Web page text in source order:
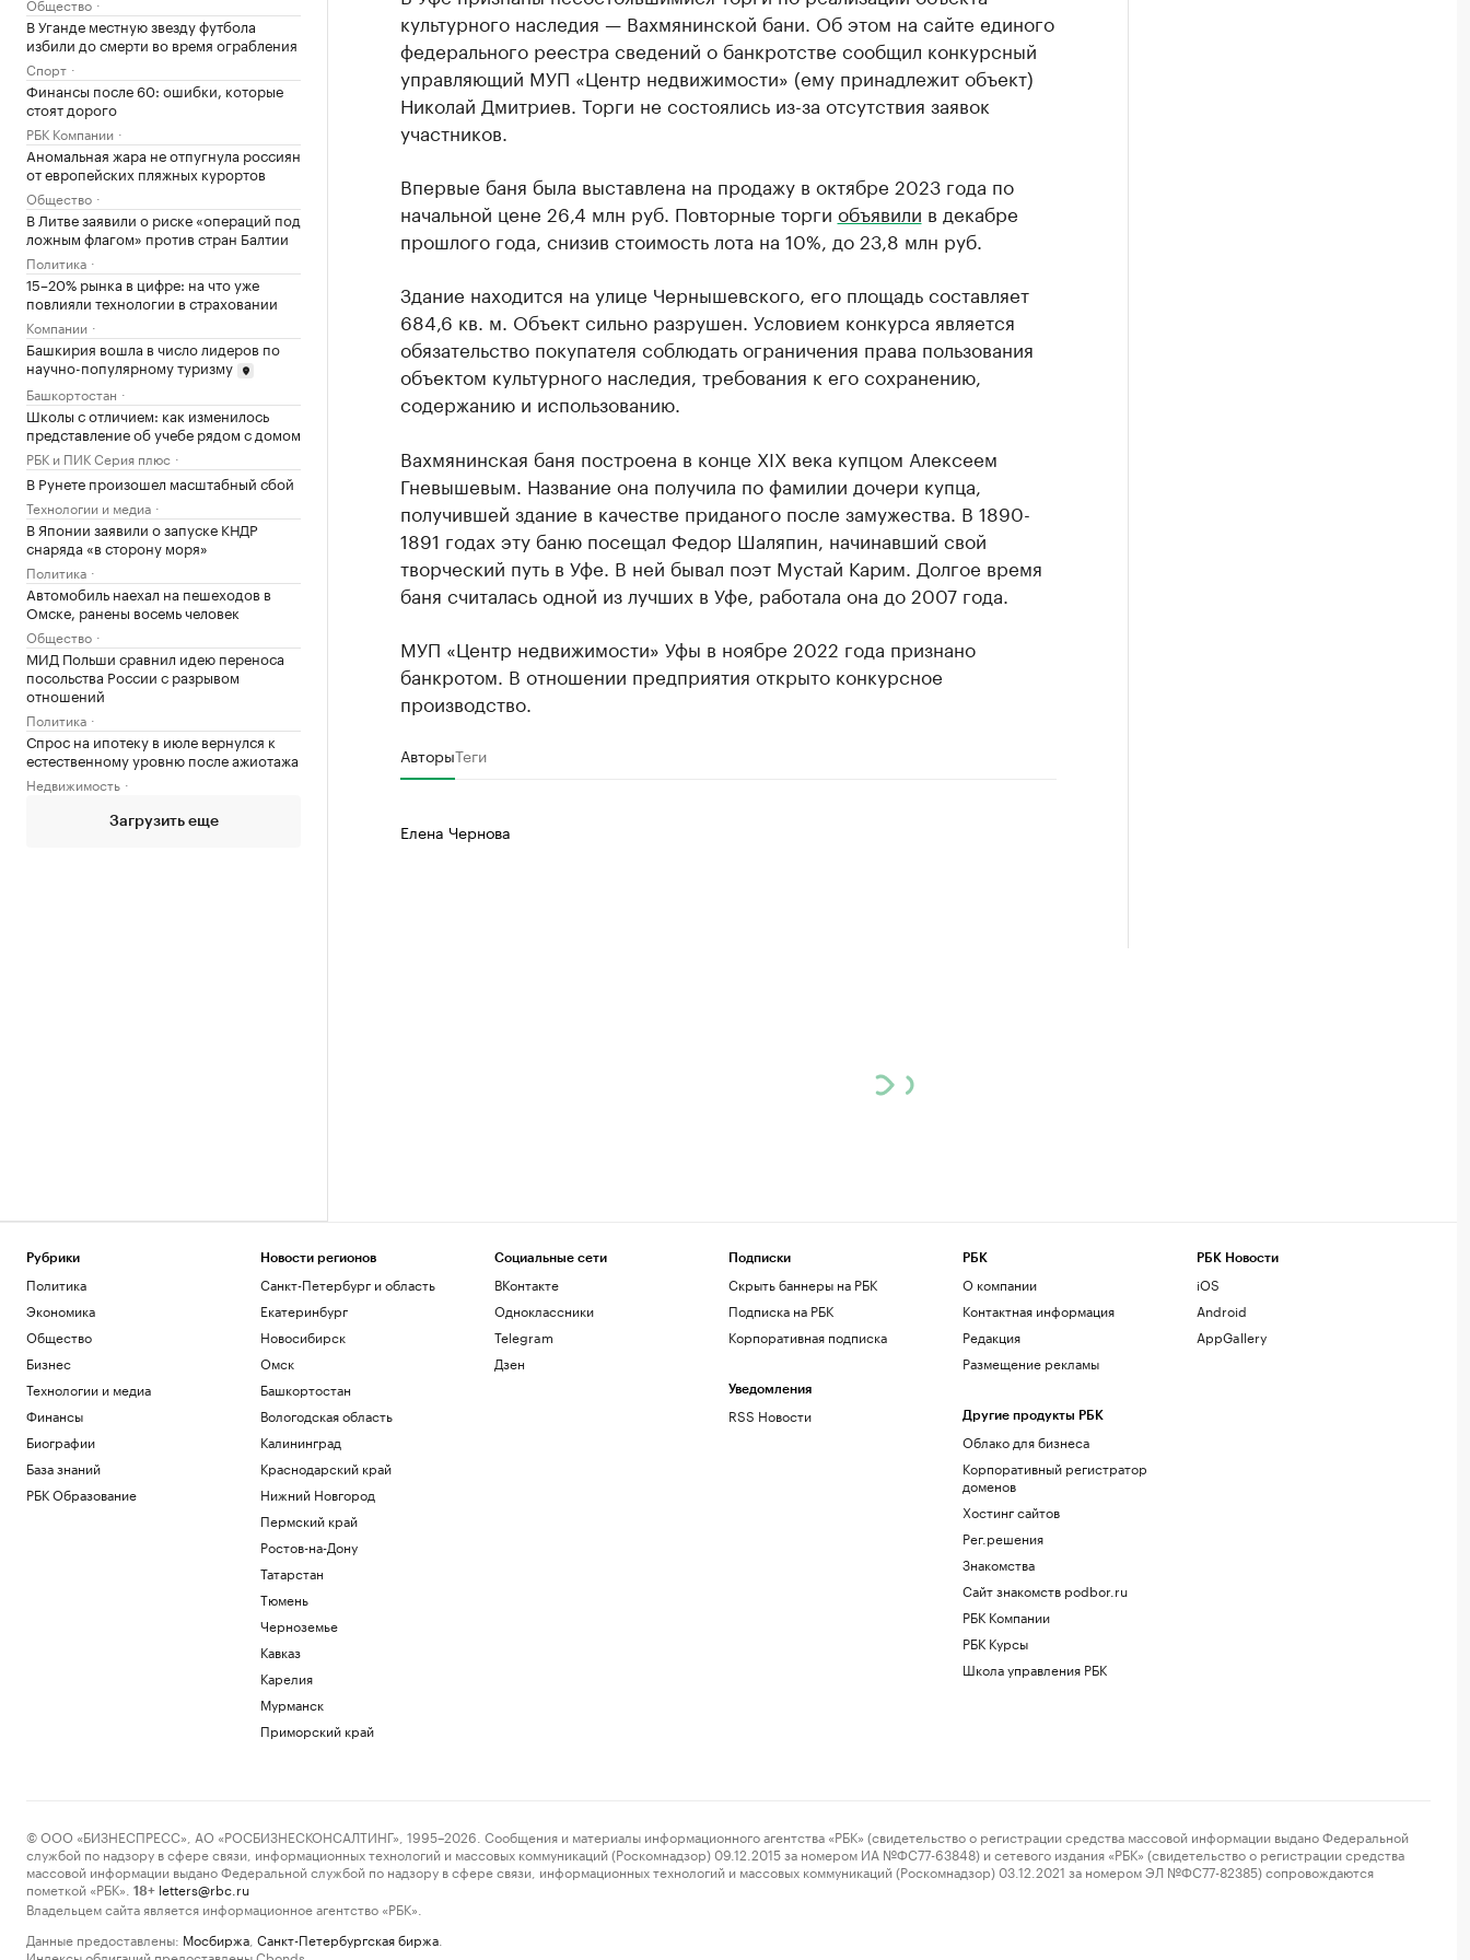
В Уганде местную звезду футбола
избили до смерти во время ограбления
Спорт
Финансы после 60: ошибки, которые
стоят дорого
РБК Компании
Аномальная жара не отпугнула россиян
от европейских пляжных курортов
Общество
В Литве заявили о риске «операций под
ложным флагом» против стран Балтии
Политика
15–20% рынка в цифре: на что уже
повлияли технологии в страховании
Компании
Башкирия вошла в число лидеров по
научно-популярному туризму
Башкортостан
Школы с отличием: как изменилось
представление об учебе рядом с домом
РБК и ПИК Серия плюс
В Рунете произошел масштабный сбой
Технологии и медиа
В Японии заявили о запуске КНДР
снаряда «в сторону моря»
Политика
Автомобиль наехал на пешеходов в
Омске, ранены восемь человек
Общество
МИД Польши сравнил идею переноса
посольства России с разрывом
отношений
Политика
Спрос на ипотеку в июле вернулся к
естественному уровню после ажиотажа
Недвижимость
Загрузить еще
культурного наследия — Вахмянинской бани. Об этом на сайте единого
федерального реестра сведений о банкротстве сообщил конкурсный
управляющий МУП «Центр недвижимости» (ему принадлежит объект)
Николай Дмитриев. Торги не состоялись из-за отсутствия заявок
участников.
Впервые баня была выставлена на продажу в октябре 2023 года по
начальной цене 26,4 млн руб. Повторные торги объявили в декабре
прошлого года, снизив стоимость лота на 10%, до 23,8 млн руб.
Здание находится на улице Чернышевского, его площадь составляет
684,6 кв. м. Объект сильно разрушен. Условием конкурса является
обязательство покупателя соблюдать ограничения права пользования
объектом культурного наследия, требования к его сохранению,
содержанию и использованию.
Вахмянинская баня построена в конце XIX века купцом Алексеем
Гневышевым. Название она получила по фамилии дочери купца,
получившей здание в качестве приданого после замужества. В 1890-
1891 годах эту баню посещал Федор Шаляпин, начинавший свой
творческий путь в Уфе. В ней бывал поэт Мустай Карим. Долгое время
баня считалась одной из лучших в Уфе, работала она до 2007 года.
МУП «Центр недвижимости» Уфы в ноябре 2022 года признано
банкротом. В отношении предприятия открыто конкурсное
производство.
АвторыТеги
Елена Чернова
Рубрики
Политика
Экономика
Общество
Бизнес
Технологии и медиа
Финансы
Биографии
База знаний
РБК Образование
Новости регионов
Санкт-Петербург и область
Екатеринбург
Новосибирск
Омск
Башкортостан
Вологодская область
Калининград
Краснодарский край
Нижний Новгород
Пермский край
Ростов-на-Дону
Татарстан
Тюмень
Черноземье
Кавказ
Карелия
Мурманск
Приморский край
Социальные сети
ВКонтакте
Одноклассники
Telegram
Дзен
Подписки
Скрыть баннеры на РБК
Подписка на РБК
Корпоративная подписка
Уведомления
RSS Новости
РБК
О компании
Контактная информация
Редакция
Размещение рекламы
Другие продукты РБК
Облако для бизнеса
Корпоративный регистратор
доменов
Хостинг сайтов
Рег.решения
Знакомства
Сайт знакомств podbor.ru
РБК Компании
РБК Курсы
Школа управления РБК
РБК Новости
iOS
Android
AppGallery
© ООО «БИЗНЕСПРЕСС», АО «РОСБИЗНЕСКОНСАЛТИНГ», 1995–2026. Сообщения и материалы информационного агентства «РБК» (свидетельство о регистрации средства массовой информации выдано Федеральной
службой по надзору в сфере связи, информационных технологий и массовых коммуникаций (Роскомнадзор) 09.12.2015 за номером ИА №ФС77-63848) и сетевого издания «РБК» (свидетельство о регистрации средства
массовой информации выдано Федеральной службой по надзору в сфере связи, информационных технологий и массовых коммуникаций (Роскомнадзор) 03.12.2021 за номером ЭЛ №ФС77-82385) сопровождаются
пометкой «РБК».
18+ letters@rbc.ru
Владельцем сайта является информационное агентство «РБК».
Данные предоставлены: Мосбиржа Санкт-Петербургская биржа